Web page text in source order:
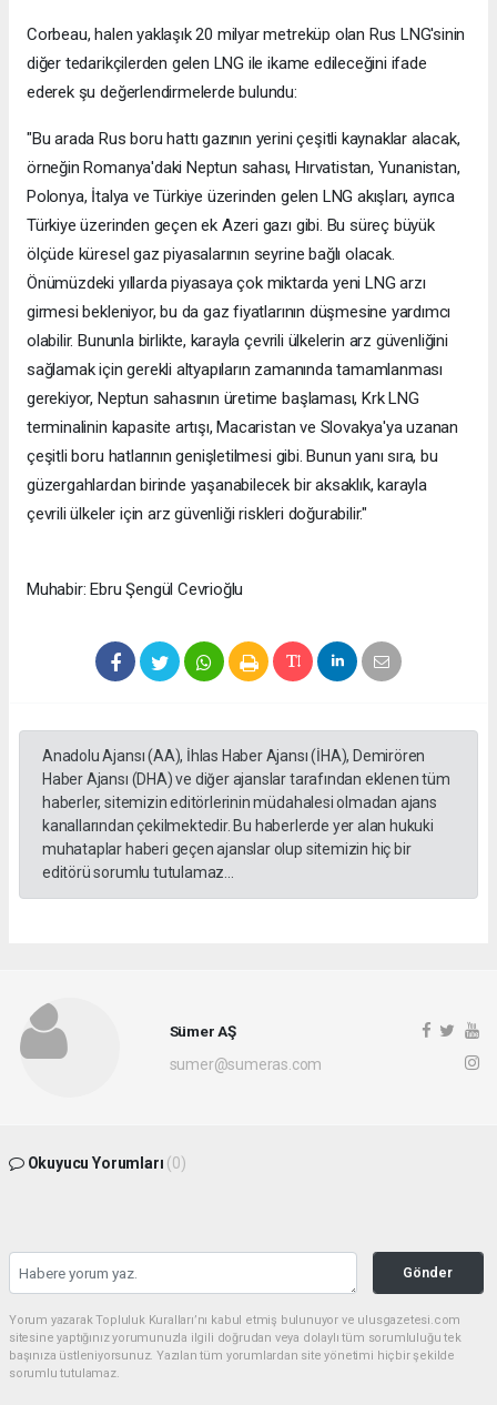
Corbeau, halen yaklaşık 20 milyar metreküp olan Rus LNG'sinin
diğer tedarikçilerden gelen LNG ile ikame edileceğini ifade
ederek şu değerlendirmelerde bulundu:
"Bu arada Rus boru hattı gazının yerini çeşitli kaynaklar alacak,
örneğin Romanya'daki Neptun sahası, Hırvatistan, Yunanistan,
Polonya, İtalya ve Türkiye üzerinden gelen LNG akışları, ayrıca
Türkiye üzerinden geçen ek Azeri gazı gibi. Bu süreç büyük
ölçüde küresel gaz piyasalarının seyrine bağlı olacak.
Önümüzdeki yıllarda piyasaya çok miktarda yeni LNG arzı
girmesi bekleniyor, bu da gaz fiyatlarının düşmesine yardımcı
olabilir. Bununla birlikte, karayla çevrili ülkelerin arz güvenliğini
sağlamak için gerekli altyapıların zamanında tamamlanması
gerekiyor, Neptun sahasının üretime başlaması, Krk LNG
terminalinin kapasite artışı, Macaristan ve Slovakya'ya uzanan
çeşitli boru hatlarının genişletilmesi gibi. Bunun yanı sıra, bu
güzergahlardan birinde yaşanabilecek bir aksaklık, karayla
çevrili ülkeler için arz güvenliği riskleri doğurabilir."
Muhabir: Ebru Şengül Cevrioğlu
Anadolu Ajansı (AA), İhlas Haber Ajansı (İHA), Demirören
Haber Ajansı (DHA) ve diğer ajanslar tarafından eklenen tüm
haberler, sitemizin editörlerinin müdahalesi olmadan ajans
kanallarından çekilmektedir. Bu haberlerde yer alan hukuki
muhataplar haberi geçen ajanslar olup sitemizin hiç bir
editörü sorumlu tutulamaz...
Sümer AŞ
sumer@sumeras.com
Okuyucu Yorumları (0)
Gönder
Yorum yazarak Topluluk Kuralları’nı kabul etmiş bulunuyor ve ulusgazetesi.com
sitesine yaptığınız yorumunuzla ilgili doğrudan veya dolaylı tüm sorumluluğu tek
başınıza üstleniyorsunuz. Yazılan tüm yorumlardan site yönetimi hiçbir şekilde
sorumlu tutulamaz.